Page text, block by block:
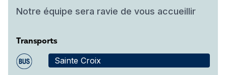
Notre équipe sera ravie de vous accueillir
Transports
Sainte Croix